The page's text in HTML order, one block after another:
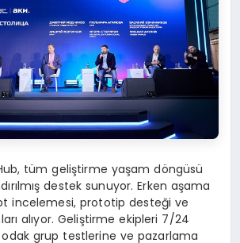
tüm geliştirme yaşam döngüsü
destek sunuyor. Erken aşama
incelemesi, prototip desteği ve
alıyor. Geliştirme ekipleri 7/24
odak grup testlerine ve pazarlama